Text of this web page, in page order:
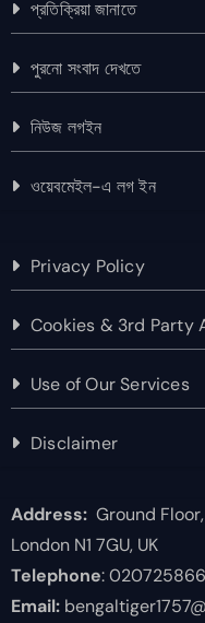
প্রতিক্রিয়া জানাতে
পুরনো সংবাদ দেখতে
নিউজ লগইন
ওয়েবমেইল-এ লগ ইন
Privacy Policy
Cookies & 3rd Party
Use of Our Services
Disclaimer
Address:Ground Floor,
London N1 7GU, UK
Telephone:
Email: